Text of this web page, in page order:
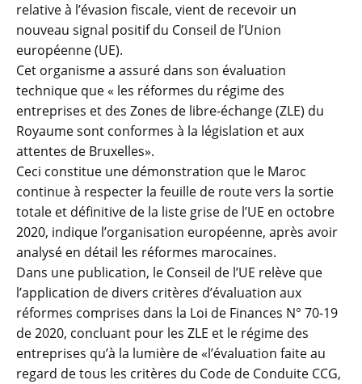
relative à l’évasion fiscale, vient de recevoir un
nouveau signal positif du Conseil de l’Union
européenne (UE).
Cet organisme a assuré dans son évaluation
technique que « les réformes du régime des
entreprises et des Zones de libre-échange (ZLE) du
Royaume sont conformes à la législation et aux
attentes de Bruxelles».
Ceci constitue une démonstration que le Maroc
continue à respecter la feuille de route vers la sortie
totale et définitive de la liste grise de l’UE en octobre
2020, indique l’organisation européenne, après avoir
analysé en détail les réformes marocaines.
Dans une publication, le Conseil de l’UE relève que
l’application de divers critères d’évaluation aux
réformes comprises dans la Loi de Finances N° 70-19
de 2020, concluant pour les ZLE et le régime des
entreprises qu’à la lumière de «l’évaluation faite au
regard de tous les critères du Code de Conduite CCG,